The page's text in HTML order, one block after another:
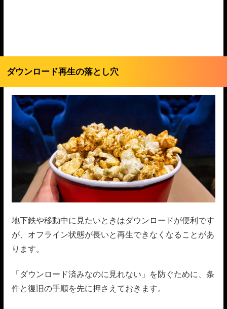
ダウンロード再生の落とし穴
地下鉄や移動中に見たいときはダウンロードが便利です
が、オフライン状態が長いと再生できなくなることがあ
ります。
「ダウンロード済みなのに見れない」を防ぐために、条
件と復旧の手順を先に押さえておきます。